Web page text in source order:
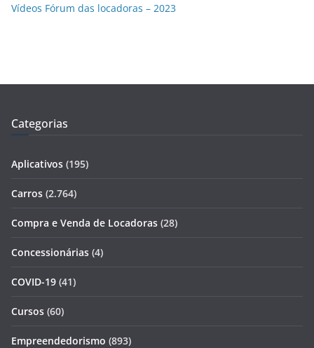
Vídeos Fórum das locadoras – 2023
Categorias
Aplicativos (195)
Carros (2.764)
Compra e Venda de Locadoras (28)
Concessionárias (4)
COVID-19 (41)
Cursos (60)
Empreendedorismo (893)